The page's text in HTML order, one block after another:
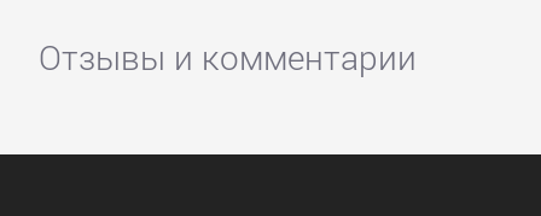
Отзывы и комментарии